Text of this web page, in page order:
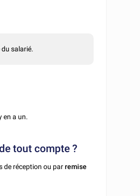
salarié.
en a un.
tout compte ?
de réception ou parremise